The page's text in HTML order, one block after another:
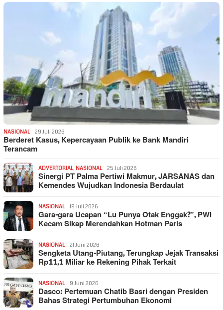
NASIONAL 29 Juli 2026
Berderet Kasus, Kepercayaan Publik ke Bank Mandiri
Terancam
ADVERTORIAL, NASIONAL 25 Juli 2026
Sinergi PT Palma Pertiwi Makmur, JARSANAS dan
Kemendes Wujudkan Indonesia Berdaulat
NASIONAL 19 Juli 2026
Gara-gara Ucapan “Lu Punya Otak Enggak?”, PWI
Kecam Sikap Merendahkan Hotman Paris
NASIONAL 21 Juni 2026
Sengketa Utang-Piutang, Terungkap Jejak Transaksi
Rp11,1 Miliar ke Rekening Pihak Terkait
NASIONAL 9 Juni 2026
Dasco: Pertemuan Chatib Basri dengan Presiden
Bahas Strategi Pertumbuhan Ekonomi